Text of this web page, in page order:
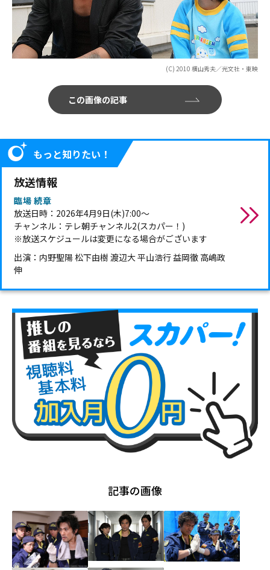
(C) 2010 横山秀夫／光文社・東映
この画像の記事
もっと知りたい！
放送情報
臨場 続章
放送日時：2026年4月9日(木)7:00～
チャンネル：テレ朝チャンネル2(スカパー！)
※放送スケジュールは変更になる場合がございます
出演：内野聖陽 松下由樹 渡辺大 平山浩行 益岡徹 高嶋政
伸
記事の画像